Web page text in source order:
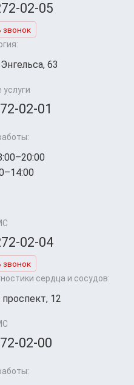
02-05
звонок
63
02-01
02-04
звонок
сердца и сосудов:
12
02-00